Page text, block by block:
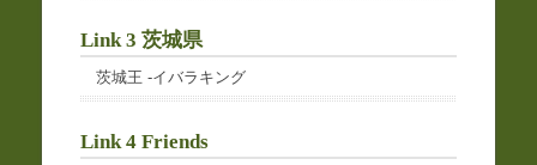
Link 3 茨城県
茨城王 -イバラキング
Link 4 Friends